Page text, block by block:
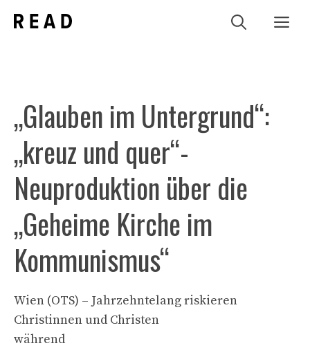
Inhalt
„Glauben im Untergrund“:
„kreuz und quer“-
Neuproduktion über die
„Geheime Kirche im
Kommunismus“
Wien (OTS) – Jahrzehntelang riskieren
Christinnen und Christen
während